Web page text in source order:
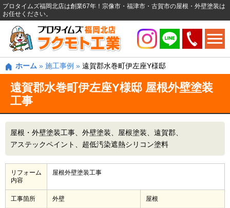
プロタイムズ福岡北店は創業67年！宗像市・福津市・古賀市の屋根・外壁塗装は
お任せください。
ホーム » 施工事例 » 遠賀郡水巻町伊左座Y様邸
遠賀郡水巻町伊左座Y様邸 屋根外壁塗装
工事
屋根・外壁塗装工事 外壁塗装 屋根塗装
遠賀郡
アステックペイント
超低汚染遮熱シリコン塗料
リフォーム
内容
屋根外壁塗装工事
工事箇所 外壁 屋根